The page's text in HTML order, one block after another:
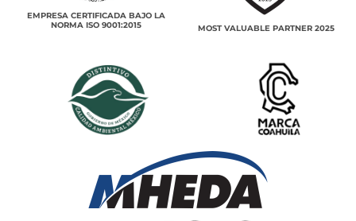
EMPRESA CERTIFICADA BAJO LA
NORMA ISO 9001:2015
MOST VALUABLE PARTNER 2025